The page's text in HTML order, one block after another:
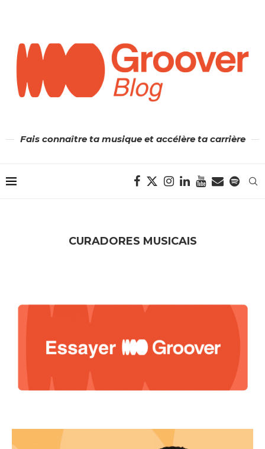
Fais connaître ta musique et accélère ta carrière
CURADORES MUSICAIS